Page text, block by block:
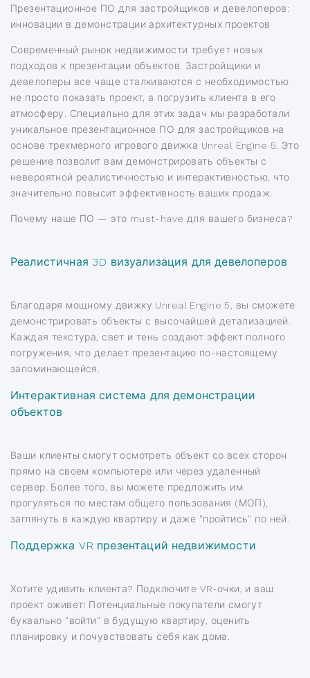
Презентационное ПО для застройщиков и девелоперов:
инновации в демонстрации архитектурных проектов
Современный рынок недвижимости требует новых
подходов к презентации объектов. Застройщики и
девелоперы все чаще сталкиваются с необходимостью
не просто показать проект, а погрузить клиента в его
атмосферу. Специально для этих задач мы разработали
уникальное презентационное ПО для застройщиков на
основе трехмерного игрового движка Unreal Engine 5. Это
решение позволит вам демонстрировать объекты с
невероятной реалистичностью и интерактивностью, что
значительно повысит эффективность ваших продаж.
Почему наше ПО — это must-have для вашего бизнеса?
Реалистичная 3D визуализация для девелоперов
Благодаря мощному движку Unreal Engine 5, вы сможете
демонстрировать объекты с высочайшей детализацией.
Каждая текстура, свет и тень создают эффект полного
погружения, что делает презентацию по-настоящему
запоминающейся.
Интерактивная система для демонстрации
объектов
Ваши клиенты смогут осмотреть объект со всех сторон
прямо на своем компьютере или через удаленный
сервер. Более того, вы можете предложить им
прогуляться по местам общего пользования (МОП),
заглянуть в каждую квартиру и даже "пройтись" по ней.
Поддержка VR презентаций недвижимости
Хотите удивить клиента? Подключите VR-очки, и ваш
проект оживет! Потенциальные покупатели смогут
буквально "войти" в будущую квартиру, оценить
планировку и почувствовать себя как дома.